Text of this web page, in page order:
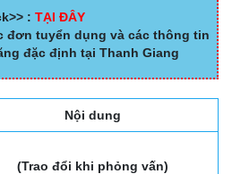
: TẠI ĐÂY
đơn tuyển dụng và các thông tin
đặc định tại Thanh Giang
Nội dung
(Trao đổi khi phỏng vấn)